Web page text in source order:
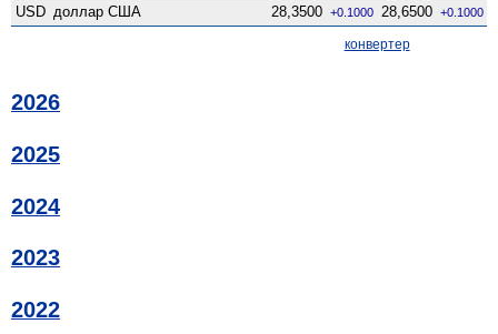
USD доллар США 28,3500 +0.1000 28,6500 +0.1000
конвертер
2026
2025
2024
2023
2022